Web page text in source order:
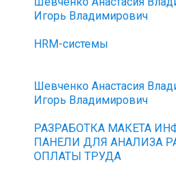
Игорь Владимирович
HRM-системы
Шевченко Анастасия
Игорь Владимирович
РАЗРАБОТКА МАКЕТА
ПАНЕЛИ ДЛЯ АНАЛИЗА
ОПЛАТЫ ТРУДА